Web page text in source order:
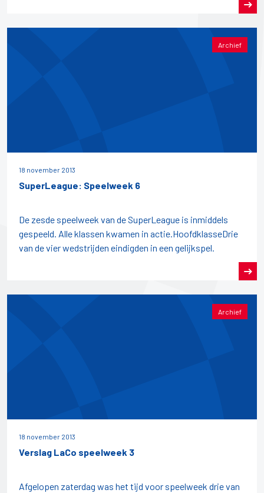
Archief
18 november 2013
SuperLeague: Speelweek 6
De zesde speelweek van de SuperLeague is inmiddels
gespeeld. Alle klassen kwamen in actie.HoofdklasseDrie
van de vier wedstrijden eindigden in een gelijkspel.
Archief
18 november 2013
Verslag LaCo speelweek 3
Afgelopen zaterdag was het tijd voor speelweek drie van